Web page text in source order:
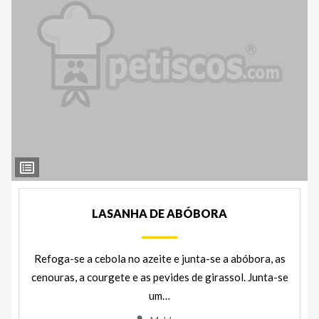
Ver
Ingredientes
LASANHA DE ABÓBORA
Refoga-se a cebola no azeite e junta-se a abóbora, as
cenouras, a courgete e as pevides de girassol. Junta-se
um…